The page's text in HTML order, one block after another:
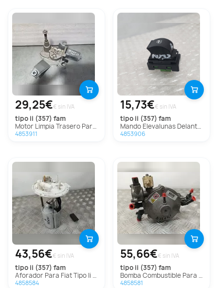
29,25€€ sin IVA
tipo ii (357) fam
Motor Limpia Trasero Para Fiat Tipo Ii Fam
4853911
15,73€€ sin IVA
tipo ii (357) fam
Mando Elevalunas Delantero Derecho para Fiat Tipo Ii (357) Fam
4853906
43,56€€ sin IVA
tipo ii (357) fam
Aforador Para Fiat Tipo Ii Fam
4858584
55,66€€ sin IVA
tipo ii (357) fam
Bomba Combustible Para Fiat Tipo Ii Fam
4858581